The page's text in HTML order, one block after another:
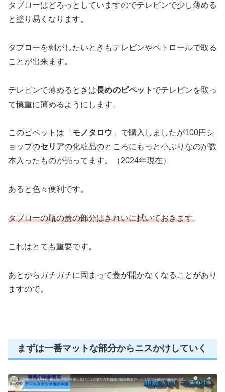
タブローはどろっとしていますのでテレピンで少し薄める
と塗り易くなります。
タブローを剥がしたいときもテレピンやペトロールで取る
ことが出来ます。
テレピンで薄めるときは長めのピペット でテレピンを取っ
て慎重に薄めるようにします。
このピペットは「 モノタロウ 」で購入しましたが100円シ
ョップのセリアの化粧品のところにもっと小ぶりなのが数
本入ったものが売ってます。（2024年現在）
あると色々便利です。
タブローの瓶の蓋の部分はきれいに拭いておきます。
これはとても重要です。
あとからガチガチに固まって蓋が開かなくなることがあり
ますので。
まずは一番マットな部分からニスかけしていく